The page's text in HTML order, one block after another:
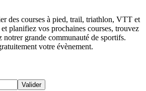
des courses à pied, trail, triathlon, VTT et
planifiez vos prochaines courses, trouvez
notrer grande communauté de sportifs.
votre évènement.
Valider